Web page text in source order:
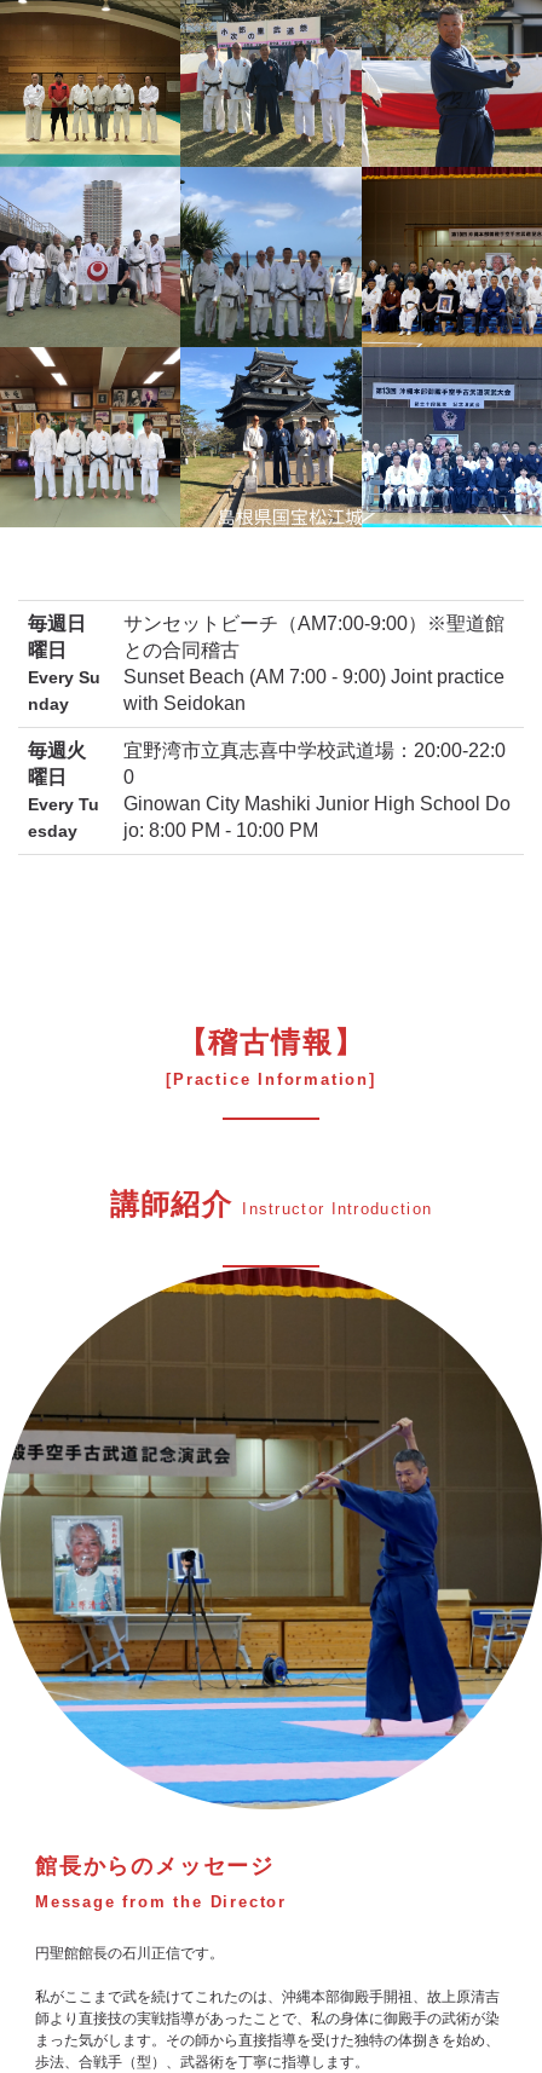
毎週日
曜日
Every Su
nday
サンセットビーチ（AM7:00-9:00）※聖道館
との合同稽古
Sunset Beach (AM 7:00 - 9:00) Joint practice
with Seidokan
毎週火
曜日
Every Tu
esday
宜野湾市立真志喜中学校武道場：20:00-22:0
0
Ginowan City Mashiki Junior High School Do
jo: 8:00 PM - 10:00 PM
【稽古情報】
[Practice Information]
講師紹介 Instructor Introduction
館長からのメッセージ
Message from the Director
円聖館館長の石川正信です。
私がここまで武を続けてこれたのは、沖縄本部御殿手開祖、故上原清吉
師より直接技の実戦指導があったことで、私の身体に御殿手の武術が染
まった気がします。その師から直接指導を受けた独特の体捌きを始め、
歩法、合戦手（型）、武器術を丁寧に指導します。